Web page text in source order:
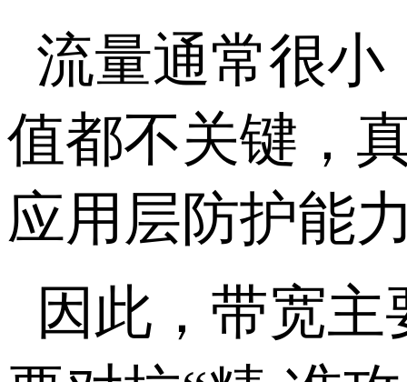
流量通常很小
值都不关键，
应用层防护能
因此，带宽主